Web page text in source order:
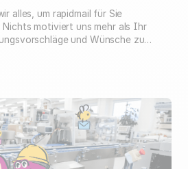
alles, um rapidmail für Sie
motiviert uns mehr als Ihr
und Wünsche zu